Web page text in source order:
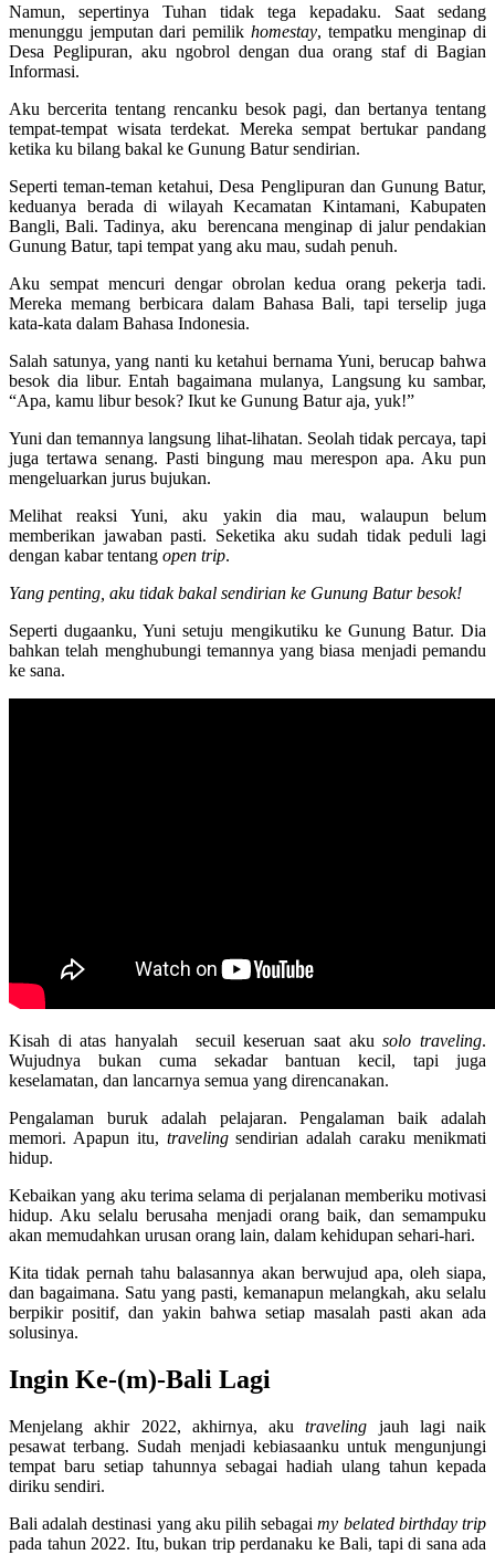
Namun, sepertinya Tuhan tidak tega kepadaku. Saat sedang
menunggu jemputan dari pemilik homestay, tempatku menginap di
Desa Peglipuran, aku ngobrol dengan dua orang staf di Bagian
Informasi.
Aku bercerita tentang rencanku besok pagi, dan bertanya tentang
tempat-tempat wisata terdekat. Mereka sempat bertukar pandang
ketika ku bilang bakal ke Gunung Batur sendirian.
Seperti teman-teman ketahui, Desa Penglipuran dan Gunung Batur,
keduanya berada di wilayah Kecamatan Kintamani, Kabupaten
Bangli, Bali. Tadinya, aku berencana menginap di jalur pendakian
Gunung Batur, tapi tempat yang aku mau, sudah penuh.
Aku sempat mencuri dengar obrolan kedua orang pekerja tadi.
Mereka memang berbicara dalam Bahasa Bali, tapi terselip juga
kata-kata dalam Bahasa Indonesia.
Salah satunya, yang nanti ku ketahui bernama Yuni, berucap bahwa
besok dia libur. Entah bagaimana mulanya, Langsung ku sambar,
“Apa, kamu libur besok? Ikut ke Gunung Batur aja, yuk!”
Yuni dan temannya langsung lihat-lihatan. Seolah tidak percaya, tapi
juga tertawa senang. Pasti bingung mau merespon apa. Aku pun
mengeluarkan jurus bujukan.
Melihat reaksi Yuni, aku yakin dia mau, walaupun belum
memberikan jawaban pasti. Seketika aku sudah tidak peduli lagi
dengan kabar tentang open trip.
Yang penting, aku tidak bakal sendirian ke Gunung Batur besok!
Seperti dugaanku, Yuni setuju mengikutiku ke Gunung Batur. Dia
bahkan telah menghubungi temannya yang biasa menjadi pemandu
ke sana.
Kisah di atas hanyalah secuil keseruan saat akusolo traveling.
Wujudnya bukan cuma sekadar bantuan kecil, tapi juga
keselamatan, dan lancarnya semua yang direncanakan.
Pengalaman buruk adalah pelajaran. Pengalaman baik adalah
memori. Apapun itu, travelingsendirian adalah caraku menikmati
hidup.
Kebaikan yang aku terima selama di perjalanan memberiku motivasi
hidup. Aku selalu berusaha menjadi orang baik, dan semampuku
akan memudahkan urusan orang lain, dalam kehidupan sehari-hari.
Kita tidak pernah tahu balasannya akan berwujud apa, oleh siapa,
dan bagaimana. Satu yang pasti, kemanapun melangkah, aku selalu
berpikir positif, dan yakin bahwa setiap masalah pasti akan ada
solusinya.
Ingin Ke-(m)-Bali Lagi
Menjelang akhir 2022, akhirnya, akutraveling jauh lagi naik
pesawat terbang. Sudah menjadi kebiasaanku untuk mengunjungi
tempat baru setiap tahunnya sebagai hadiah ulang tahun kepada
diriku sendiri.
Bali adalah destinasi yang aku pilih sebagaimy belated birthday trip
pada tahun 2022. Itu, bukan trip perdanaku ke Bali, tapi di sana ada